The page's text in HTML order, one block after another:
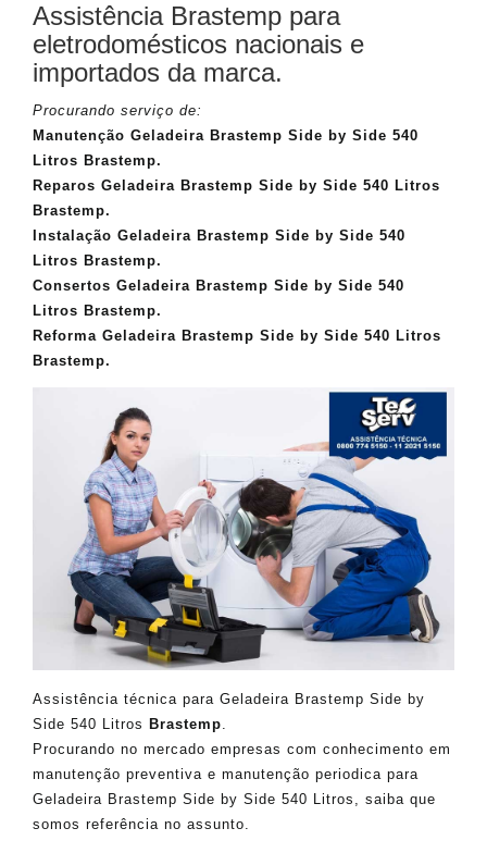
Assistência Brastemp para
eletrodomésticos nacionais e
importados da marca.
Procurando serviço de:
Manutenção Geladeira Brastemp Side by Side 540
Litros Brastemp.
Reparos Geladeira Brastemp Side by Side 540 Litros
Brastemp.
Instalação Geladeira Brastemp Side by Side 540
Litros Brastemp.
Consertos Geladeira Brastemp Side by Side 540
Litros Brastemp.
Reforma Geladeira Brastemp Side by Side 540 Litros
Brastemp.
Assistência técnica para Geladeira Brastemp Side by
Side 540 Litros Brastemp
Procurando no mercado empresas com conhecimento em
manutenção preventiva e manutenção periodica para
Geladeira Brastemp Side by Side 540 Litros, saiba que
somos referência no assunto.